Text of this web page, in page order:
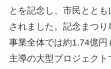
とを記念し、市民とと
されました。記念まつ
事業全体では約1.74億
主導の大型プロジェク